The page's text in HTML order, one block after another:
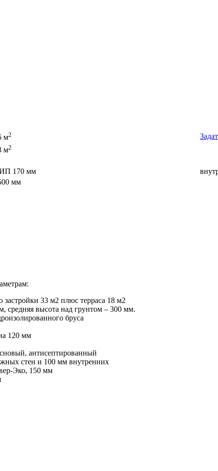
м2
м2
170 мм
мм
33 м2 плюс терраса 18 м2
средняя высота над грунтом – 300 мм.
бруса
120 мм
антисептированный
стен и 100 мм внутренних
Эко, 150 мм